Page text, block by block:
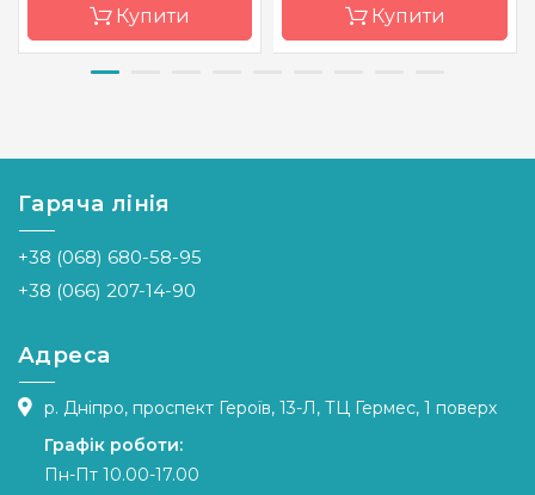
Купити
виробник
Розмір
Канва
Aida 14
Зашивання
повна
Купити
Гаряча лінія
+38 (068) 680-58-95
+38 (066) 207-14-90
Адреса
р. Дніпро, проспект Героїв, 13-Л, ТЦ Гермес, 1 поверх
Графік роботи:
Пн-Пт 10.00-17.00